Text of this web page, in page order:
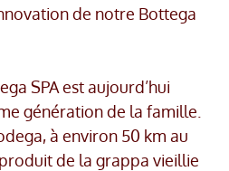
de notre Bottega
SPA est aujourd’hui
génération de la famille.
à environ 50 km au
de la grappa vieillie